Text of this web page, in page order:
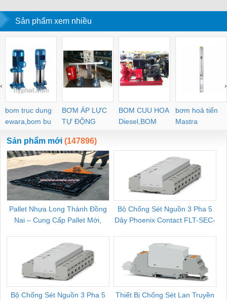
CO-CQ, giao hàng toàn
quốc.
TỐT
Sản phẩm xem nhiều
bom truc dung
ewara,bom bu
ewara
BƠM ÁP LỰC
TỰ ĐỘNG
BOM CUU HOA
Diesel,BOM
CHUA CHAY
bơm hoả tiển
Mastra
‹ ›
Sản phẩm mới (147896)
Pallet Nhựa Long Thành Đồng
Nai – Cung Cấp Pallet Mới,
Bộ Chống Sét Nguồn 3 Pha 5
Dây Phoenix Contact FLT-SEC-
Bộ Chống Sét Nguồn 3 Pha 5
Thiết Bị Chống Sét Lan Truyền